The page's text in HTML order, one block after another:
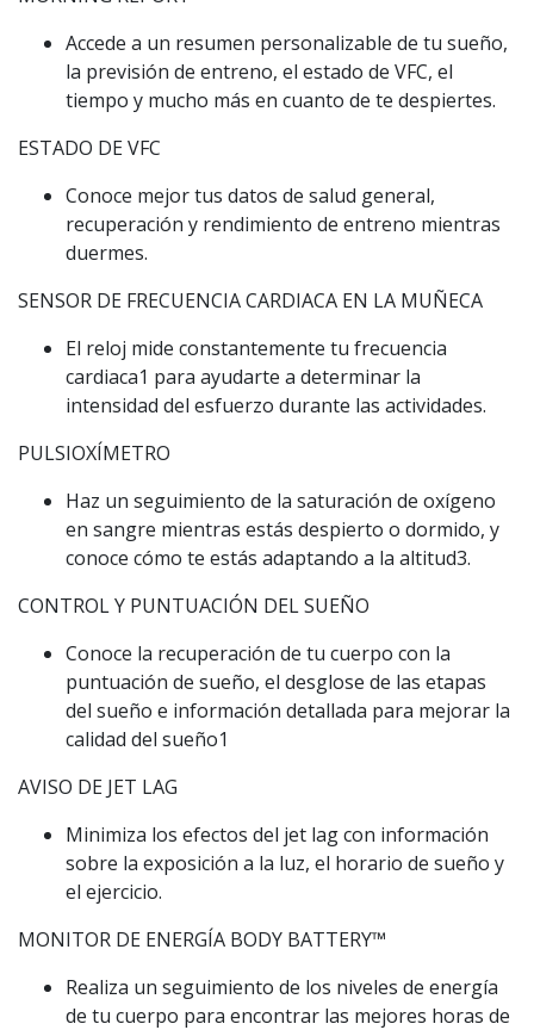
Accede a un resumen personalizable de tu sueño,
la previsión de entreno, el estado de VFC, el
tiempo y mucho más en cuanto de te despiertes.
ESTADO DE VFC
Conoce mejor tus datos de salud general,
recuperación y rendimiento de entreno mientras
duermes.
SENSOR DE FRECUENCIA CARDIACA EN LA MUÑECA
El reloj mide constantemente tu frecuencia
cardiaca1 para ayudarte a determinar la
intensidad del esfuerzo durante las actividades.
PULSIOXÍMETRO
Haz un seguimiento de la saturación de oxígeno
en sangre mientras estás despierto o dormido, y
conoce cómo te estás adaptando a la altitud3.
CONTROL Y PUNTUACIÓN DEL SUEÑO
Conoce la recuperación de tu cuerpo con la
puntuación de sueño, el desglose de las etapas
del sueño e información detallada para mejorar la
calidad del sueño1
AVISO DE JET LAG
Minimiza los efectos del jet lag con información
sobre la exposición a la luz, el horario de sueño y
el ejercicio.
MONITOR DE ENERGÍA BODY BATTERY™️
Realiza un seguimiento de los niveles de energía
de tu cuerpo para encontrar las mejores horas de